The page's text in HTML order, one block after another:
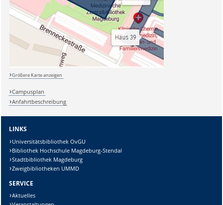
Größere Karte anzeigen
Campusplan
Anfahrtbeschreibung
LINKS
Universitätsbibliothek OvGU
Bibliothek Hochschule Magdeburg-Stendal
Stadtbibliothek Magdeburg
Zweigbibliotheken UMMD
SERVICE
Aktuelles